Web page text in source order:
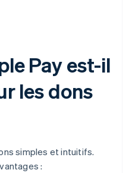
Pay est-il
les dons
simples et intuitifs.
: